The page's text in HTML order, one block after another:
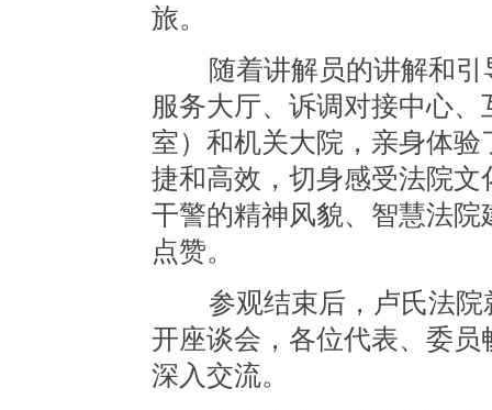
旅。
随着讲解员的讲解和引
服务大厅、诉调对接中心
室）和机关大院，亲身体
捷和高效，切身感受法院
干警的精神风貌、智慧法
点赞。
参观结束后，卢氏法院
开座谈会，各位代表、委员
深入交流。